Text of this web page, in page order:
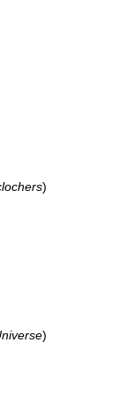
)
)